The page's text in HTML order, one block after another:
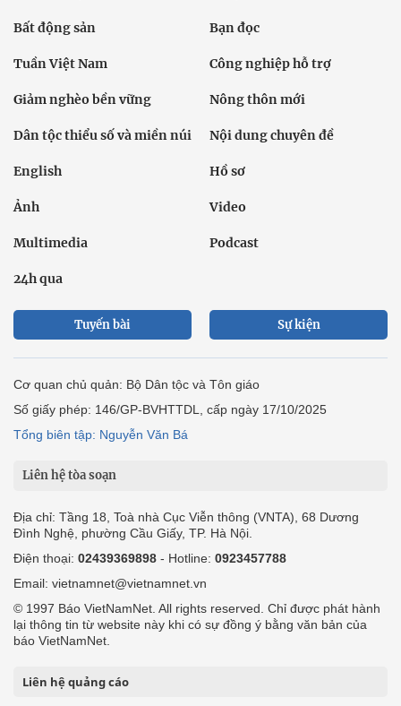
Bất động sản Bạn đọc
Tuần Việt Nam Công nghiệp hỗ trợ
Giảm nghèo bền vững Nông thôn mới
Dân tộc thiểu số và miền núi Nội dung chuyên đề
English Hồ sơ
Ảnh Video
Multimedia Podcast
24h qua
Tuyến bài Sự kiện
Cơ quan chủ quản: Bộ Dân tộc và Tôn giáo
Số giấy phép: 146/GP-BVHTTDL, cấp ngày 17/10/2025
Tổng biên tập: Nguyễn Văn Bá
Liên hệ tòa soạn
Địa chỉ: Tầng 18, Toà nhà Cục Viễn thông (VNTA), 68 Dương
Đình Nghệ, phường Cầu Giấy, TP. Hà Nội.
Điện thoại: 02439369898 - Hotline: 0923457788
Email: vietnamnet@vietnamnet.vn
© 1997 Báo VietNamNet. All rights reserved. Chỉ được phát hành
lại thông tin từ website này khi có sự đồng ý bằng văn bản của
báo VietNamNet.
Liên hệ quảng cáo